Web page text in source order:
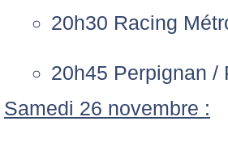
20h30 Racing
20h45 Perpignan /
Samedi 26 novembre :